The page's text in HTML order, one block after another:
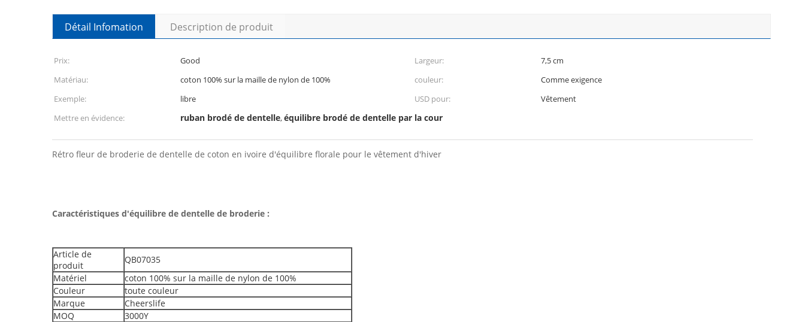
Détail Infomation Description de produit
Prix: Good Largeur:
7,5 cm
Matériau:
coton 100% sur la maille de nylon de 100% couleur:
Comme exigence
Exemple:
libre USD pour:
Vêtement
Mettre en évidence:
ruban brodé de dentelle,équilibre brodé de dentelle par la cour
Rétro fleur de broderie de dentelle de coton en ivoire d'équilibre florale pour le vêtement d'hiver
Caractéristiques d'équilibre de dentelle de broderie :
Article de
produit
QB07035
Matériel
coton 100% sur la maille de nylon de 100%
Couleur
toute couleur
Marque
Cheerslife
MOQ
3000Y